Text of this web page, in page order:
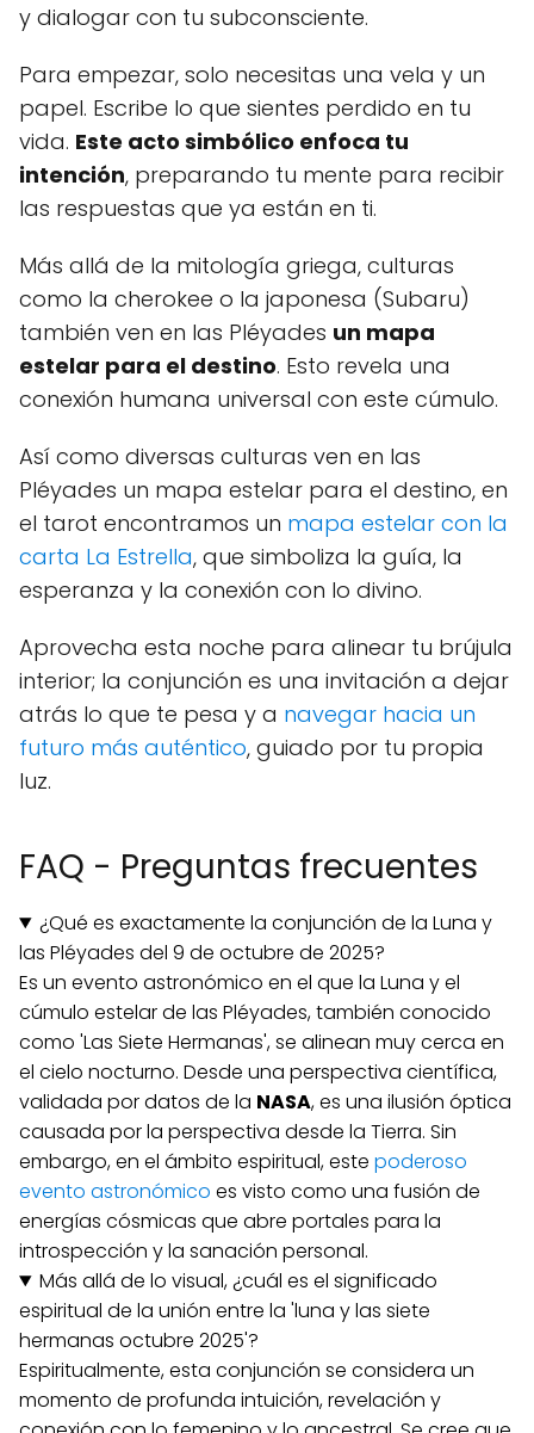
y dialogar con tu subconsciente.
Para empezar, solo necesitas una vela y un
papel. Escribe lo que sientes perdido en tu
vida. Este acto simbólico enfoca tu
intención, preparando tu mente para recibir
las respuestas que ya están en ti.
Más allá de la mitología griega, culturas
como la cherokee o la japonesa (Subaru)
también ven en las Pléyades un mapa
estelar para el destino. Esto revela una
conexión humana universal con este cúmulo.
Así como diversas culturas ven en las
Pléyades un mapa estelar para el destino, en
el tarot encontramos un mapa estelar con la
carta La Estrella, que simboliza la guía, la
esperanza y la conexión con lo divino.
Aprovecha esta noche para alinear tu brújula
interior; la conjunción es una invitación a dejar
atrás lo que te pesa y a navegar hacia un
futuro más auténtico, guiado por tu propia
luz.
FAQ - Preguntas frecuentes
¿Qué es exactamente la conjunción de la Luna y
las Pléyades del 9 de octubre de 2025?
Es un evento astronómico en el que la Luna y el
cúmulo estelar de las Pléyades, también conocido
como 'Las Siete Hermanas', se alinean muy cerca en
el cielo nocturno. Desde una perspectiva científica,
validada por datos de la NASA, es una ilusión óptica
causada por la perspectiva desde la Tierra. Sin
embargo, en el ámbito espiritual, este poderoso
evento astronómico es visto como una fusión de
energías cósmicas que abre portales para la
introspección y la sanación personal.
Más allá de lo visual, ¿cuál es el significado
espiritual de la unión entre la 'luna y las siete
hermanas octubre 2025'?
Espiritualmente, esta conjunción se considera un
momento de profunda intuición, revelación y